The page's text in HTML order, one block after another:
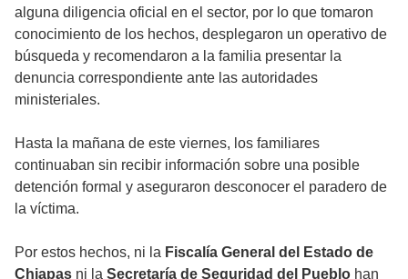
alguna diligencia oficial en el sector, por lo que tomaron
conocimiento de los hechos, desplegaron un operativo de
búsqueda y recomendaron a la familia presentar la
denuncia correspondiente ante las autoridades
ministeriales.
Hasta la mañana de este viernes, los familiares
continuaban sin recibir información sobre una posible
detención formal y aseguraron desconocer el paradero de
la víctima.
Por estos hechos, ni la Fiscalía General del Estado de
Chiapas ni la Secretaría de Seguridad del Pueblo han